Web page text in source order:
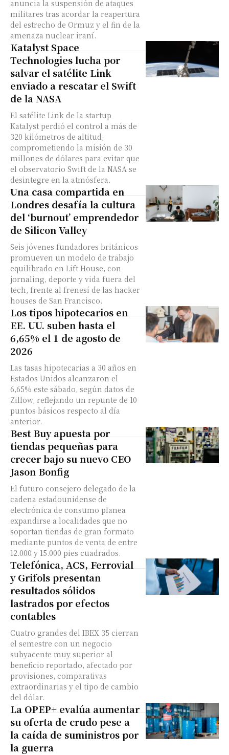
anuncia la suspensión de ataques
militares tras acordar la reapertura
del estrecho de Ormuz y el fin de la
amenaza nuclear iraní.
Katalyst Space
Technologies lucha por
salvar el satélite Link
enviado a rescatar el Swift
de la NASA
El satélite Link de la startup
Katalyst perdió el control a más de
320 kilómetros de altitud,
comprometiendo la misión de 30
millones de dólares para evitar que
el observatorio Swift de la NASA se
desintegre en la atmósfera.
Una casa compartida en
Londres desafía la cultura
del ‘burnout’ emprendedor
de Silicon Valley
Seis jóvenes fundadores británicos
promueven un modelo de trabajo
equilibrado en Lift House, con
jornaling, deporte y vida fuera del
tech, frente al frenesí de las hacker
houses de San Francisco.
Los tipos hipotecarios en
EE. UU. suben hasta el
6,65% el 1 de agosto de
2026
Las tasas hipotecarias a 30 años en
Estados Unidos alcanzaron el
6,65% este sábado, según datos de
Zillow, reflejando un repunte de 10
puntos básicos respecto al día
anterior.
Best Buy apuesta por
tiendas pequeñas para
crecer bajo su nuevo CEO
Jason Bonfig
El futuro consejero delegado de la
cadena estadounidense de
electrónica de consumo planea
expandirse a localidades que no
soportan tiendas de gran formato
mediante puntos de venta de entre
12.000 y 15.000 pies cuadrados.
Telefónica, ACS, Ferrovial
y Grifols presentan
resultados sólidos
lastrados por efectos
contables
Cuatro grandes del IBEX 35 cierran
el semestre con un negocio
subyacente muy superior al
beneficio reportado, afectado por
provisiones, comparativas
extraordinarias y el tipo de cambio
del dólar.
La OPEP+ evalúa aumentar
su oferta de crudo pese a
la caída de suministros por
la guerra